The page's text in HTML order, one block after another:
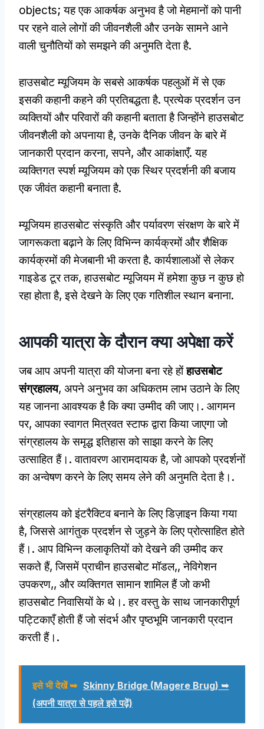
objects; यह एक आकर्षक अनुभव है जो मेहमानों को पानी
पर रहने वाले लोगों की जीवनशैली और उनके सामने आने
वाली चुनौतियों को समझने की अनुमति देता है.
हाउसबोट म्यूजियम के सबसे आकर्षक पहलुओं में से एक
इसकी कहानी कहने की प्रतिबद्धता है. प्रत्येक प्रदर्शन उन
व्यक्तियों और परिवारों की कहानी बताता है जिन्होंने हाउसबोट
जीवनशैली को अपनाया है, उनके दैनिक जीवन के बारे में
जानकारी प्रदान करना, सपने, और आकांक्षाएँ. यह
व्यक्तिगत स्पर्श म्यूजियम को एक स्थिर प्रदर्शनी की बजाय
एक जीवंत कहानी बनाता है.
म्यूजियम हाउसबोट संस्कृति और पर्यावरण संरक्षण के बारे में
जागरूकता बढ़ाने के लिए विभिन्न कार्यक्रमों और शैक्षिक
कार्यक्रमों की मेजबानी भी करता है. कार्यशालाओं से लेकर
गाइडेड टूर तक, हाउसबोट म्यूजियम में हमेशा कुछ न कुछ हो
रहा होता है, इसे देखने के लिए एक गतिशील स्थान बनाना.
आपकी यात्रा के दौरान क्या अपेक्षा करें
जब आप अपनी यात्रा की योजना बना रहे होंहाउसबोट
संग्रहालय, अपने अनुभव का अधिकतम लाभ उठाने के लिए
यह जानना आवश्यक है कि क्या उम्मीद की जाए।. आगमन
पर, आपका स्वागत मित्रवत स्टाफ द्वारा किया जाएगा जो
संग्रहालय के समृद्ध इतिहास को साझा करने के लिए
उत्साहित हैं।. वातावरण आरामदायक है, जो आपको प्रदर्शनों
का अन्वेषण करने के लिए समय लेने की अनुमति देता है।.
संग्रहालय को इंटरैक्टिव बनाने के लिए डिज़ाइन किया गया
है, जिससे आगंतुक प्रदर्शन से जुड़ने के लिए प्रोत्साहित होते
हैं।. आप विभिन्न कलाकृतियों को देखने की उम्मीद कर
सकते हैं, जिसमें प्राचीन हाउसबोट मॉडल,, नेविगेशन
उपकरण,, और व्यक्तिगत सामान शामिल हैं जो कभी
हाउसबोट निवासियों के थे।. हर वस्तु के साथ जानकारीपूर्ण
पट्टिकाएँ होती हैं जो संदर्भ और पृष्ठभूमि जानकारी प्रदान
करती हैं।.
इसे भी देखें ➥ Skinny Bridge (Magere Brug) ➥
(अपनी यात्रा से पहले इसे पढ़ें)